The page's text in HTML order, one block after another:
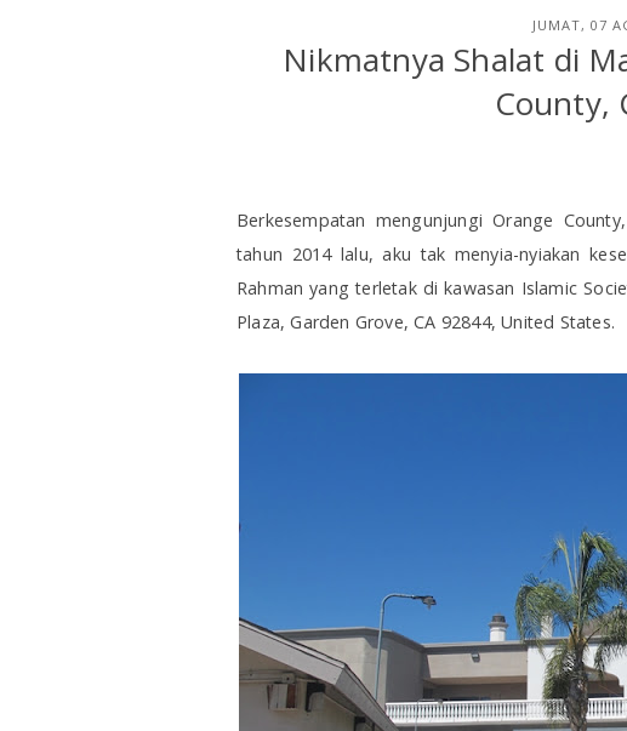
JUMAT, 07
Nikmatnya Shalat di
County,
Berkesempatan mengunjungi Orange
tahun 2014 lalu, aku tak menyia-nyiakan
Rahman yang terletak di kawasan Islamic
Plaza, Garden Grove, CA 92844, United States.